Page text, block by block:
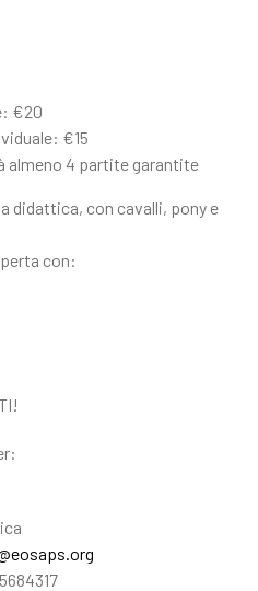
€20
€15
almeno 4 partite garantite
didattica, con cavalli, pony e
con: